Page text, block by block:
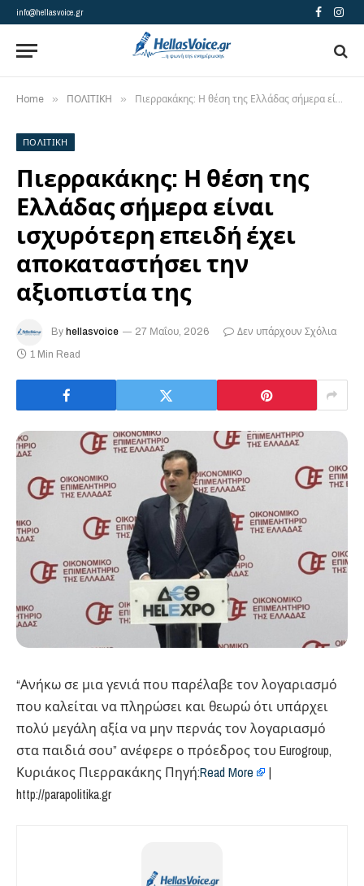
info@hellasvoice.gr Facebook
Home » ΠΟΛΙΤΙΚΗ » Πιερρακάκης: Η θέση της Ελλάδας σήμερα είναι ισχυρότερη επειδή έχει αποκαταστήσει την αξιοπιστία της
ΠΟΛΙΤΙΚΗ
Πιερρακάκης: Η θέση της
Ελλάδας σήμερα είναι
ισχυρότερη επειδή έχει
αποκαταστήσει την
αξιοπιστία της
By hellasvoice 27 Μαΐου, 2026
Δεν υπάρχουν Σχόλια
1 Min Read
“Ανήκω σε μια γενιά που παρέλαβε τον λογαριασμό
που καλείται να πληρώσει και θεωρώ ότι υπάρχει
πολύ μεγάλη αξία να μην περνάς τον λογαριασμό
στα παιδιά σου” ανέφερε ο πρόεδρος του Eurogroup,
Κυριάκος Πιερρακάκης Πηγή:Read More
|
http://parapolitika.gr